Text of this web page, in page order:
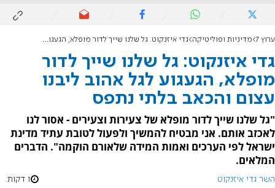
ערוץ 7 מדיניות ופוליטיקה גדי איזנקוט: גל שלנו שייך לדור מופלא, הגעגוע לגל אהוב ליבנו עצום והכאב בלתי נתפס
גדי איזנקוט: גל שלנו שייך לדור
מופלא, הגעגוע לגל אהוב ליבנו
עצום והכאב בלתי נתפס
"גל שלנו שייך לדור מופלא של צעירות וצעירים - אסור לנו
לאכזב אותם. אני מבטיח להמשיך ולפעול לטובת עתיד מדינת
ישראל לפי הערכים ואמות המידה שלאורם הוקמה". הדברים
המלאים.
השר גדי איזנקוט 1 דקות